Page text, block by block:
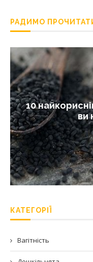
РАДИМО
10
ви
КАТЕГОРІЇ
Вагітність